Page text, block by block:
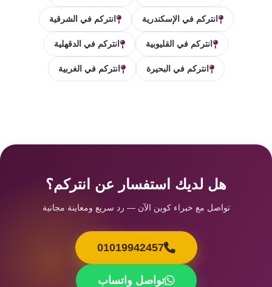
انتركم في الإسكندرية انتركم في الشرقية
انتركم في القليوبية انتركم في الدقهلية
انتركم في البحيرة انتركم في الغربية
هل لديك استفسار عن انتركم؟
تواصل مع خبراء كوين الآن — رد سريع ومعاينة مجانية
01019942457
تواصل واتساب